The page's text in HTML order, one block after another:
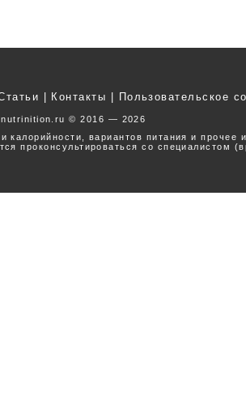
Контакты Пользовательское
© 2016 — 2026
вариантов питания и прочее
проконсультироваться со специалистом